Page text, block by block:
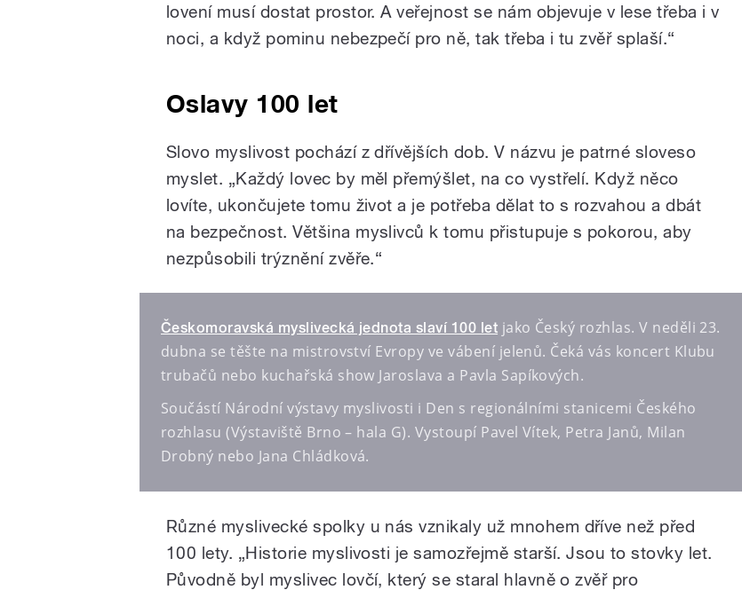
lovení musí dostat prostor. A veřejnost se nám objevuje v lese třeba i v
noci, a když pominu nebezpečí pro ně, tak třeba i tu zvěř splaší.“
Oslavy 100 let
Slovo myslivost pochází z dřívějších dob. V názvu je patrné sloveso
myslet. „Každý lovec by měl přemýšlet, na co vystřelí. Když něco
lovíte, ukončujete tomu život a je potřeba dělat to s rozvahou a dbát
na bezpečnost. Většina myslivců k tomu přistupuje s pokorou, aby
nezpůsobili trýznění zvěře.“
Českomoravská myslivecká jednota slaví 100 let jako Český rozhlas. V neděli 23.
dubna se těšte na mistrovství Evropy ve vábení jelenů. Čeká vás koncert Klubu
trubačů nebo kuchařská show Jaroslava a Pavla Sapíkových.
Součástí Národní výstavy myslivosti i Den s regionálními stanicemi Českého
rozhlasu (Výstaviště Brno – hala G). Vystoupí Pavel Vítek, Petra Janů, Milan
Drobný nebo Jana Chládková.
Různé myslivecké spolky u nás vznikaly už mnohem dříve než před
100 lety. „Historie myslivosti je samozřejmě starší. Jsou to stovky let.
Původně byl myslivec lovčí, který se staral hlavně o zvěř pro